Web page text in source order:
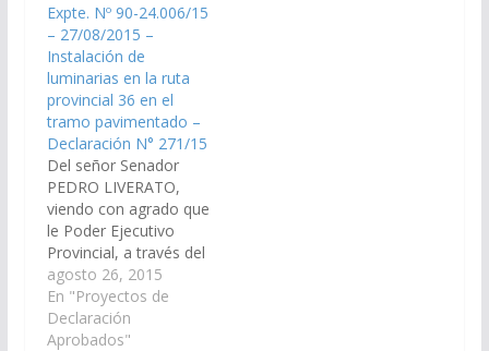
Públicas y Dirección de
Vialidad Provincial;
arbitren las medidas
necesarias, a los fines
que se incorpore en el
Presupuesto…
Expte. Nº 90-24.006/15
– 27/08/2015 –
Instalación de
luminarias en la ruta
provincial 36 en el
tramo pavimentado –
Declaración N° 271/15
Del señor Senador
PEDRO LIVERATO,
viendo con agrado que
le Poder Ejecutivo
Provincial, a través del
Ministerio de
Economía,
Infraestructura y
Servicios Públicos,
agosto 26, 2015
En "Proyectos de
Declaración
Aprobados"